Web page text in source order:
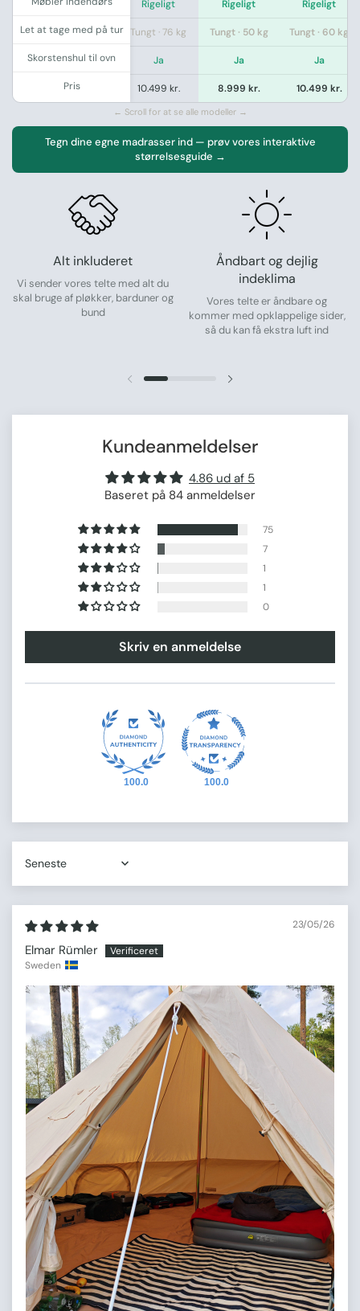
Let at tage med på tur
Skorstenshul til ovn
Pris
Rigeligt Rigeligt Rigeligt Rigeligt
33 kg Tungt · 46 kg Tungt · 76 kg Tungt · 50 kg Tungt · 60 kg
Ja Ja Ja Ja
8.499 kr. 10.499 kr. 8.999 kr. 10.499 kr.
← Scroll for at se alle modeller →
Tegn dine egne madrasser ind — prøv vores interaktive
størrelsesguide →
Alt inkluderet
Vi sender vores telte med alt du
skal bruge af pløkker, barduner og
bund
Åndbart og dejlig
indeklima
Vores telte er åndbare og
kommer med opklappelige sider,
så du kan få ekstra luft ind
Forrige slide
Kundeanmeldelser
4.86 ud af 5
Baseret på 84 anmeldelser
75
7
1
1
0
Skriv en anmeldelse
100.0 100.0
Sort by
23/05/26
Elmar Rümler
Sweden